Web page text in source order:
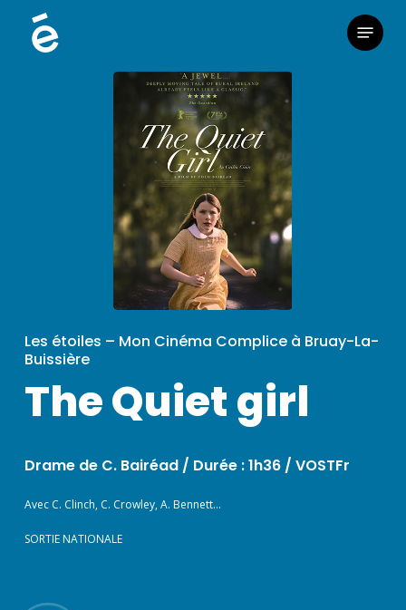
Menu
Les étoiles – Mon Cinéma Complice à Bruay-La-
Buissière
The Quiet girl
Drame de C. Bairéad / Durée : 1h36 / VOSTFr
Avec C. Clinch, C. Crowley, A. Bennett…
SORTIE NATIONALE